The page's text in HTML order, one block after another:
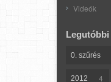
Videók
Legutóbbi
0. szűrés
2012 4